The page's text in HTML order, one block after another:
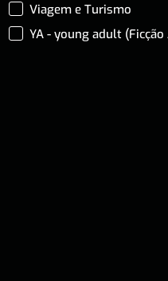
Viagem e Turismo
YA - young adult (Ficção